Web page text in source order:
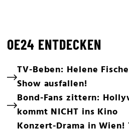
OE24 ENTDECKEN
TV-Beben: Helene
Show ausfallen!
Bond-Fans zittern:
kommt NICHT ins Kino